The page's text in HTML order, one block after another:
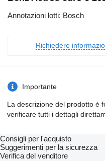
Annotazioni lotti: Bosch
Richiedere
Importante
La descrizione del prodotto è
verificare tutti i dettagli
Consigli per l'acquisto
Suggerimenti per la sicurezza
Verifica del venditore